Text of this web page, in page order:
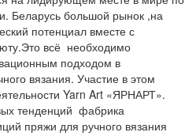
Беларусь большой рынок ,на
потенциал вместе с
всё необходимо
подходом в
вязания. Участие в этом
Yarn Art «ЯРНАРТ».
тенденций фабрика
пряжи для ручного вязания